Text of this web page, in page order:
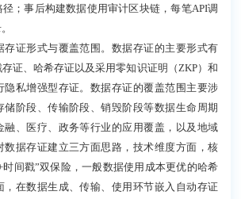
；事后构建数据使用审计区块链，每笔API调
证形式与覆盖范围。数据存证的主要形式有
证、哈希存证以及采用零知识证明（ZKP）和
隐私增强型存证。数据存证的覆盖范围主要涉
储阶段、传输阶段、销毁阶段等数据生命周期
融、医疗、政务等行业的应用覆盖，以及地域
数据存证建立三方面思路，技术维度方面，核
时间戳”双保险，一般数据使用成本更优的哈希
，在数据生成、传输、使用环节嵌入自动存证